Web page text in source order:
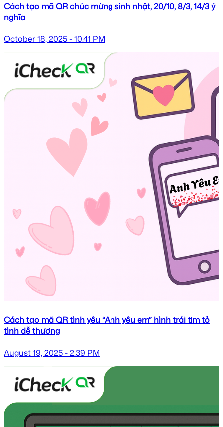
Cách tạo mã QR chúc mừng sinh nhật, 20/10, 8/3, 14/3 ý
nghĩa
October 18, 2025 - 10:41 PM
Cách tạo mã QR tình yêu “Anh yêu em” hình trái tim tỏ
tình dễ thương
August 19, 2025 - 2:39 PM